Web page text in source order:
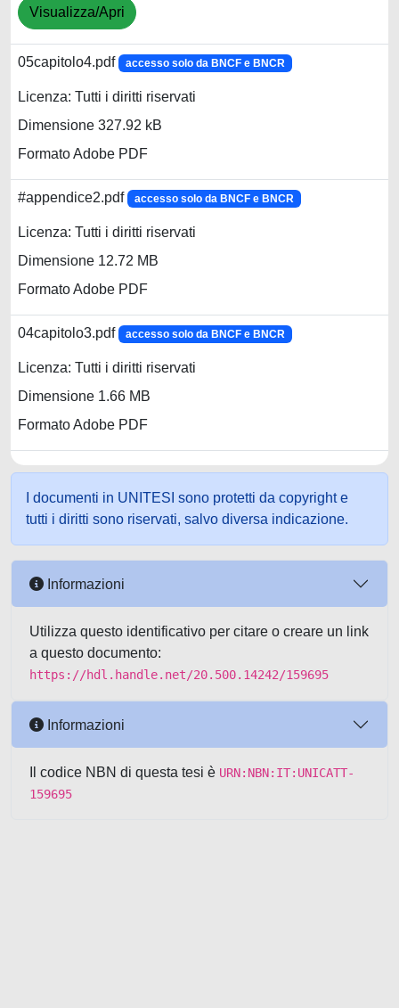
Visualizza/Apri
05capitolo4.pdf accesso solo da BNCF e BNCR
Licenza: Tutti i diritti riservati
Dimensione 327.92 kB
Formato Adobe PDF
#appendice2.pdf accesso solo da BNCF e BNCR
Licenza: Tutti i diritti riservati
Dimensione 12.72 MB
Formato Adobe PDF
04capitolo3.pdf accesso solo da BNCF e BNCR
Licenza: Tutti i diritti riservati
Dimensione 1.66 MB
Formato Adobe PDF
I documenti in UNITESI sono protetti da copyright e
tutti i diritti sono riservati, salvo diversa indicazione.
Informazioni
Utilizza questo identificativo per citare o creare un link
a questo documento:
https://hdl.handle.net/20.500.14242/159695
Informazioni
Il codice NBN di questa tesi è URN:NBN:IT:UNICATT-
159695